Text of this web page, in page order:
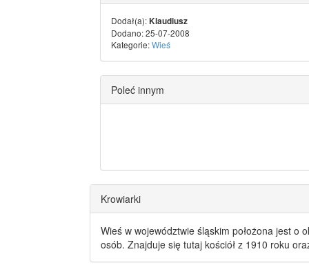
Dodał(a):Klaudiusz
Dodano: 25-07-2008
Kategorie:Wieś
Poleć innym
Krowiarki
Wieś w województwie śląskim położona jest o
osób. Znajduje się tutaj kościół z 1910 roku